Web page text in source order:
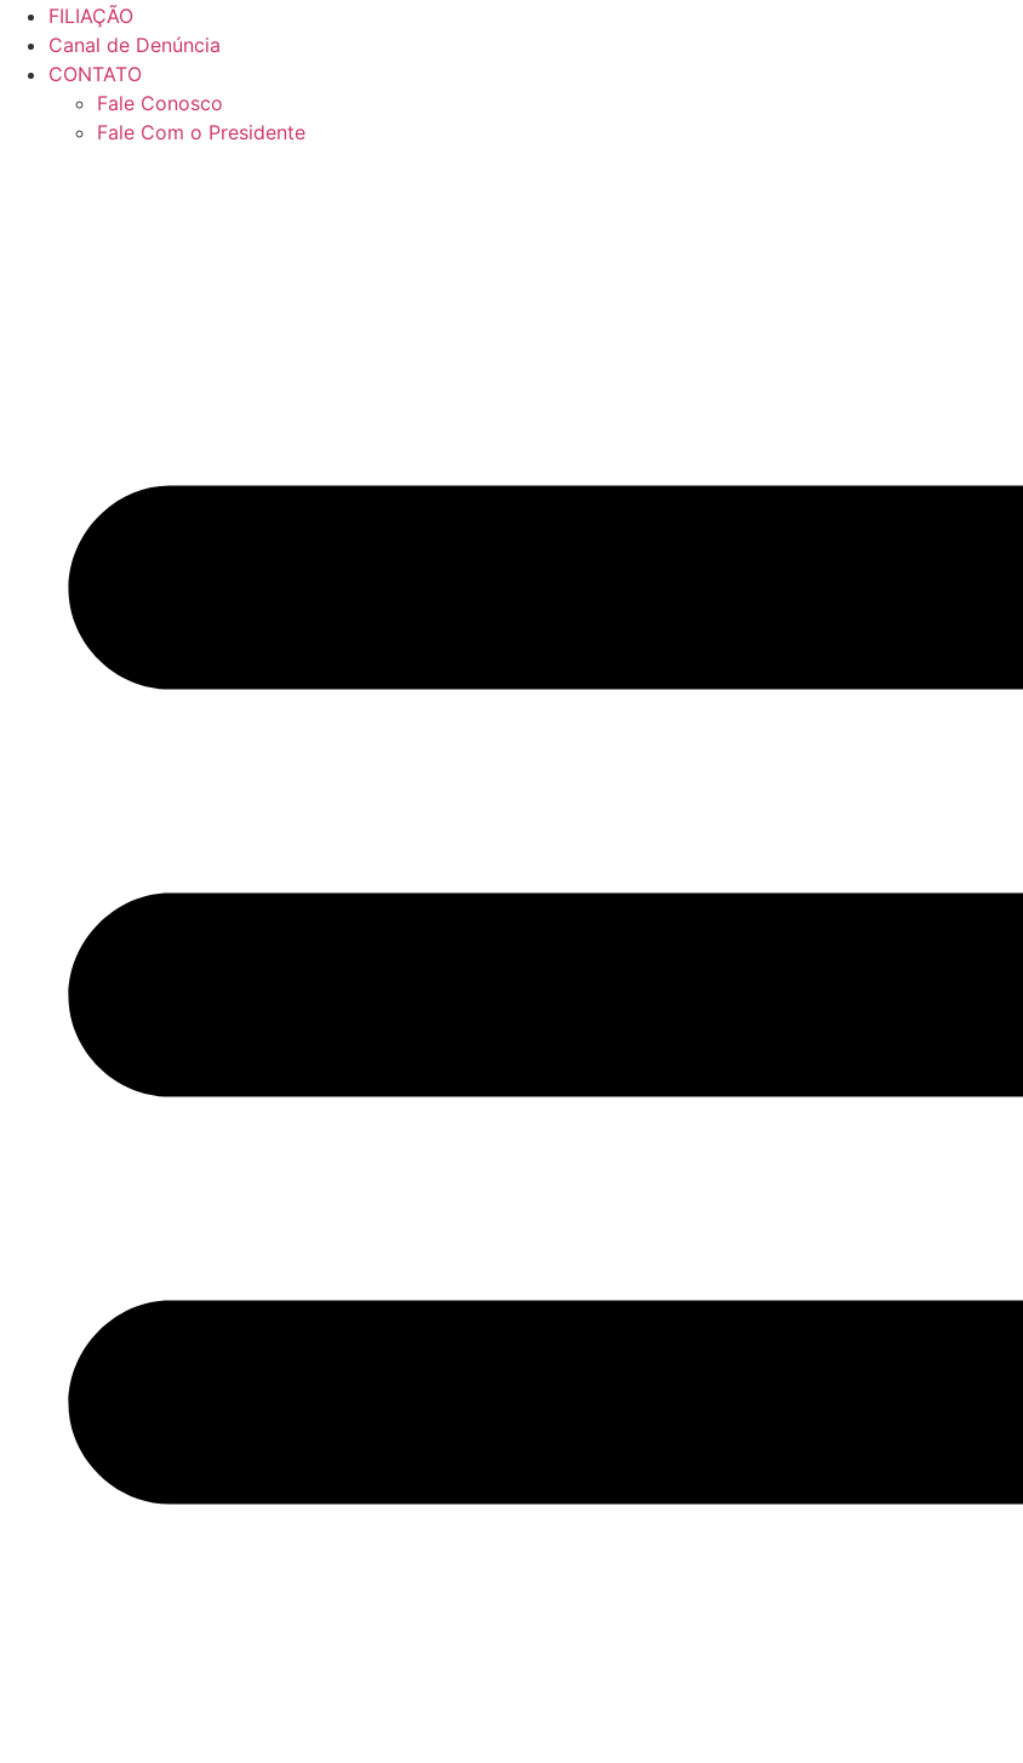
FILIAÇÃO
Canal de Denúncia
CONTATO
Fale Conosco
Fale Com o Presidente